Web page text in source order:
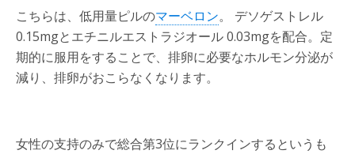
こちらは、低用量ピルのマーベロン。 デソゲストレル
0.15mgとエチニルエストラジオール 0.03mgを配合。定
期的に服用をすることで、排卵に必要なホルモン分泌が
減り、排卵がおこらなくなります。
女性の支持のみで総合第3位にランクインするというも